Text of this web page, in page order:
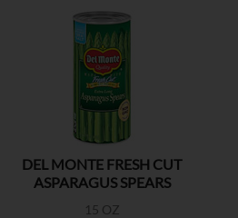
DEL MONTE FRESH CUT
ASPARAGUS SPEARS
15 OZ